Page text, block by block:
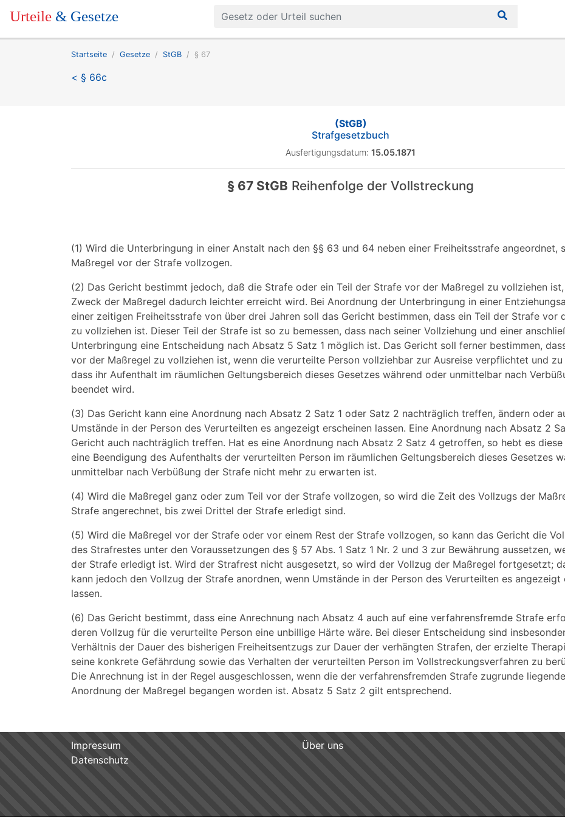
Urteile & Gesetze
Startseite Gesetze StGB § 67
< § 66c
(StGB)
Strafgesetzbuch
Ausfertigungsdatum: 15.05.1871
§ 67 StGB Reihenfolge der Vollstreckung
(1) Wird die Unterbringung in einer Anstalt nach den §§ 63 und 64 neben einer Freiheitsstrafe angeordnet,
Maßregel vor der Strafe vollzogen.
(2) Das Gericht bestimmt jedoch, daß die Strafe oder ein Teil der Strafe vor der Maßregel zu vollziehen
Zweck der Maßregel dadurch leichter erreicht wird. Bei Anordnung der Unterbringung in einer
einer zeitigen Freiheitsstrafe von über drei Jahren soll das Gericht bestimmen, dass ein Teil der Strafe vor
zu vollziehen ist. Dieser Teil der Strafe ist so zu bemessen, dass nach seiner Vollziehung und einer
Unterbringung eine Entscheidung nach Absatz 5 Satz 1 möglich ist. Das Gericht soll ferner bestimmen,
vor der Maßregel zu vollziehen ist, wenn die verurteilte Person vollziehbar zur Ausreise verpflichtet und
dass ihr Aufenthalt im räumlichen Geltungsbereich dieses Gesetzes während oder unmittelbar nach
beendet wird.
(3) Das Gericht kann eine Anordnung nach Absatz 2 Satz 1 oder Satz 2 nachträglich treffen, ändern oder
Umstände in der Person des Verurteilten es angezeigt erscheinen lassen. Eine Anordnung nach Absatz 2
Gericht auch nachträglich treffen. Hat es eine Anordnung nach Absatz 2 Satz 4 getroffen, so hebt es diese
eine Beendigung des Aufenthalts der verurteilten Person im räumlichen Geltungsbereich dieses Gesetzes
unmittelbar nach Verbüßung der Strafe nicht mehr zu erwarten ist.
(4) Wird die Maßregel ganz oder zum Teil vor der Strafe vollzogen, so wird die Zeit des Vollzugs der
Strafe angerechnet, bis zwei Drittel der Strafe erledigt sind.
(5) Wird die Maßregel vor der Strafe oder vor einem Rest der Strafe vollzogen, so kann das Gericht die
des Strafrestes unter den Voraussetzungen des § 57 Abs. 1 Satz 1 Nr. 2 und 3 zur Bewährung aussetzen,
der Strafe erledigt ist. Wird der Strafrest nicht ausgesetzt, so wird der Vollzug der Maßregel fortgesetzt;
kann jedoch den Vollzug der Strafe anordnen, wenn Umstände in der Person des Verurteilten es angezeigt
lassen.
(6) Das Gericht bestimmt, dass eine Anrechnung nach Absatz 4 auch auf eine verfahrensfremde Strafe
deren Vollzug für die verurteilte Person eine unbillige Härte wäre. Bei dieser Entscheidung sind
Verhältnis der Dauer des bisherigen Freiheitsentzugs zur Dauer der verhängten Strafen, der erzielte
seine konkrete Gefährdung sowie das Verhalten der verurteilten Person im Vollstreckungsverfahren zu
Die Anrechnung ist in der Regel ausgeschlossen, wenn die der verfahrensfremden Strafe zugrunde
Anordnung der Maßregel begangen worden ist. Absatz 5 Satz 2 gilt entsprechend.
Impressum
Über uns
Datenschutz